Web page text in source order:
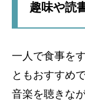
趣味や読
一人で食事を
ともおすすめ
音楽を聴きな